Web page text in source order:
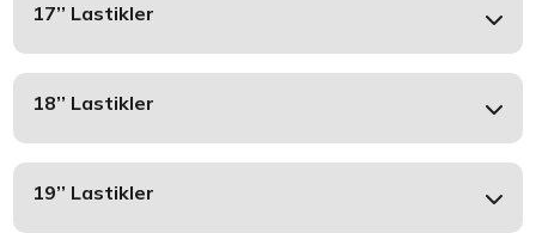
17’’ Lastikler
18’’ Lastikler
19’’ Lastikler